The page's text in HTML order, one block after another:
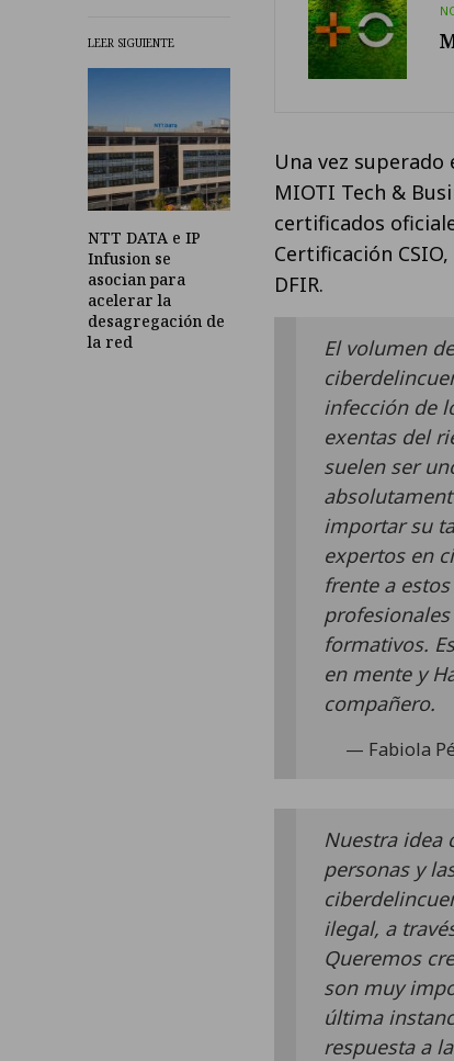
LEER SIGUIENTE
NTT DATA e IP
Infusion se
asocian para
acelerar la
desagregación de
la red
Una vez
MIOTI Tech &
certificados
Certificación
DFIR.
El volumen
infección de
exentas del
suelen ser
importar su
expertos en
frente a
formativos.
en mente y
compañero.
Fabiola
Nuestra idea
personas y
ilegal, a
Queremos
son muy
última
respuesta a